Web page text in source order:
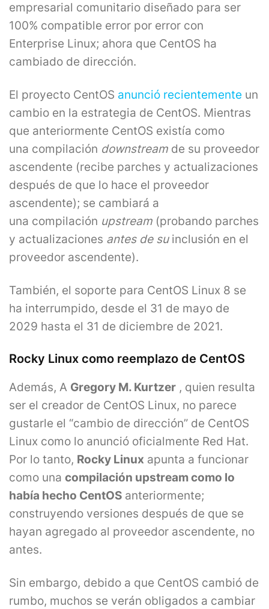
empresarial comunitario diseñado para ser
100% compatible error por error con
Enterprise Linux; ahora que CentOS ha
cambiado de dirección.
El proyecto CentOS anunció recientemente un
cambio en la estrategia de CentOS. Mientras
que anteriormente CentOS existía como
una compilación downstream de su proveedor
ascendente (recibe parches y actualizaciones
después de que lo hace el proveedor
ascendente); se cambiará a
una compilación upstream (probando parches
y actualizaciones antes de suinclusión en el
proveedor ascendente).
También, el soporte para CentOS Linux 8 se
ha interrumpido, desde el 31 de mayo de
2029 hasta el 31 de diciembre de 2021.
Rocky Linux como reemplazo de CentOS
Además, A Gregory M. Kurtzer , quien resulta
ser el creador de CentOS Linux, no parece
gustarle el “cambio de dirección” de CentOS
Linux como lo anunció oficialmente Red Hat.
Por lo tanto, Rocky Linux apunta a funcionar
como una compilación upstream como lo
había hecho CentOS anteriormente;
construyendo versiones después de que se
hayan agregado al proveedor ascendente, no
antes.
Sin embargo, debido a que CentOS cambió de
rumbo, muchos se verán obligados a cambiar